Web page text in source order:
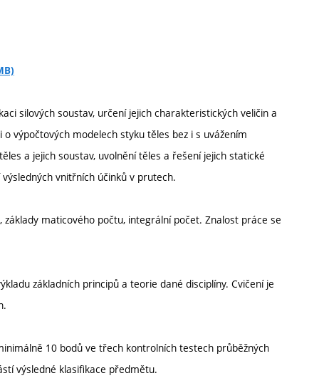
silových soustav, určení jejich charakteristických veličin a
výpočtových modelech styku těles bez i s uvážením
a jejich soustav, uvolnění těles a řešení jejich statické
vnitřních účinků v prutech.
maticového počtu, integrální počet. Znalost práce se
základních principů a teorie dané disciplíny. Cvičení je
10 bodů ve třech kontrolních testech průběžných
výsledné klasifikace předmětu.